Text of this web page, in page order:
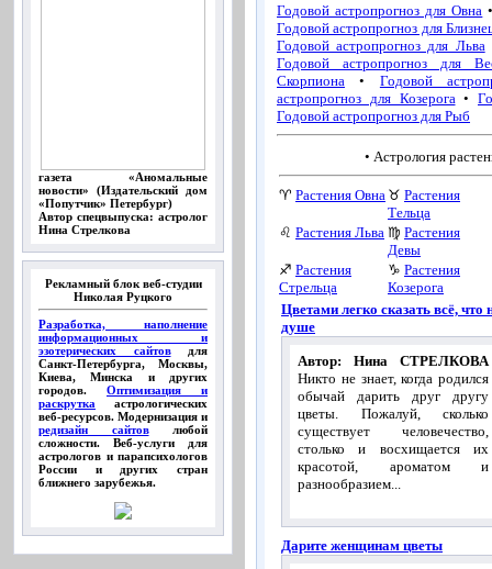
газета «Аномальные
новости» (Издательский дом
«Попутчик» Петербург)
Автор спецвыпуска: астролог
Нина Стрелкова
Рекламный блок веб-студии
Николая Руцкого
Разработка, наполнение
информационных и
эзотерических сайтовдля
Санкт-Петербурга, Москвы,
Киева, Минска и других
городов. Оптимизация и
раскрутка астрологических
веб-ресурсов. Модернизация и
редизайн сайтовлюбой
сложности. Веб-услуги для
астрологов и парапсихологов
России и других стран
ближнего зарубежья.
Годовой астропрогноз для Овна
Годовой астропрогноз для
Годовой астропрогноз для Льва
Годовой астропрогноз для
Скорпиона • Годовой
астропрогноз для Козерога •
Годовой астропрогноз для Рыб
• Астрология
♈ Растения Овна ♉ Растения
Тельца
♌ Растения Льва ♍ Растения
Девы
♐ Растения
Стрельца
♑ Растения
Козерога
Цветами легко сказать всё, что
душе
Автор: Нина СТРЕЛКОВА
Никто не знает, когда родился
обычай дарить друг другу
цветы. Пожалуй, сколько
существует человечество,
столько и восхищается их
красотой, ароматом и
разнообразием...
Дарите женщинам цветы